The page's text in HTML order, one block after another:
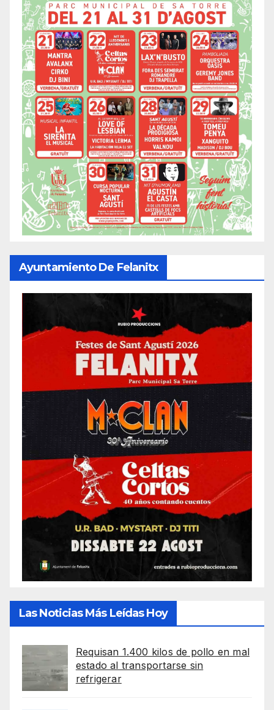
Ayuntamiento De Felanitx
Las Noticias Más Leídas Hoy
Requisan 1.400 kilos de pollo en mal
estado al transportarse sin
refrigerar